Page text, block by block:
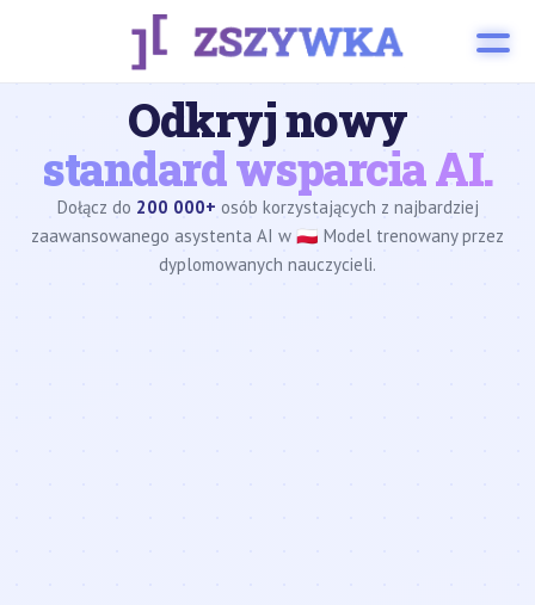
Odkryj nowy
standard wsparcia AI.
Dołącz do 200 000+ osób korzystających z najbardziej
zaawansowanego asystenta AI w 🇵🇱 Model trenowany przez
dyplomowanych nauczycieli.